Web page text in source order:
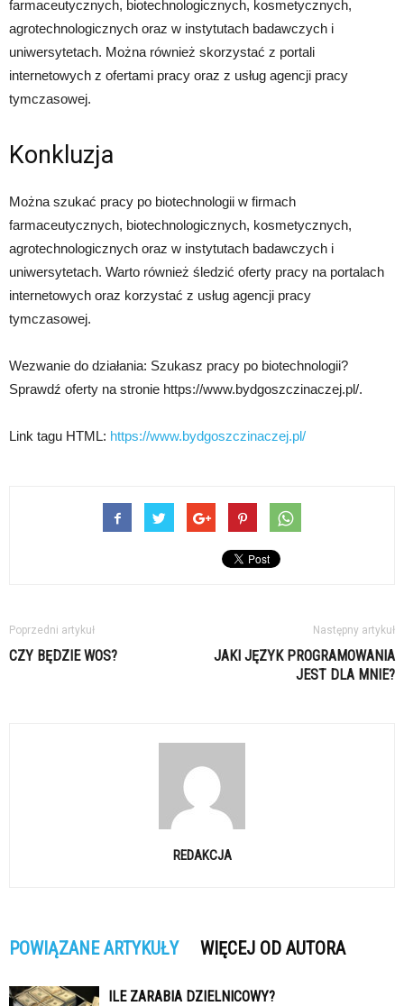
farmaceutycznych, biotechnologicznych, kosmetycznych,
agrotechnologicznych oraz w instytutach badawczych i
uniwersytetach. Można również skorzystać z portali
internetowych z ofertami pracy oraz z usług agencji pracy
tymczasowej.
Konkluzja
Można szukać pracy po biotechnologii w firmach
farmaceutycznych, biotechnologicznych, kosmetycznych,
agrotechnologicznych oraz w instytutach badawczych i
uniwersytetach. Warto również śledzić oferty pracy na portalach
internetowych oraz korzystać z usług agencji pracy
tymczasowej.
Wezwanie do działania: Szukasz pracy po biotechnologii?
Sprawdź oferty na stronie https://www.bydgoszczinaczej.pl/.
Link tagu HTML: https://www.bydgoszczinaczej.pl/
Poprzedni artykuł
CZY BĘDZIE WOS?
Następny artykuł
JAKI JĘZYK PROGRAMOWANIA
JEST DLA MNIE?
REDAKCJA
POWIĄZANE ARTYKUŁY WIĘCEJ OD AUTORA
ILE ZARABIA DZIELNICOWY?